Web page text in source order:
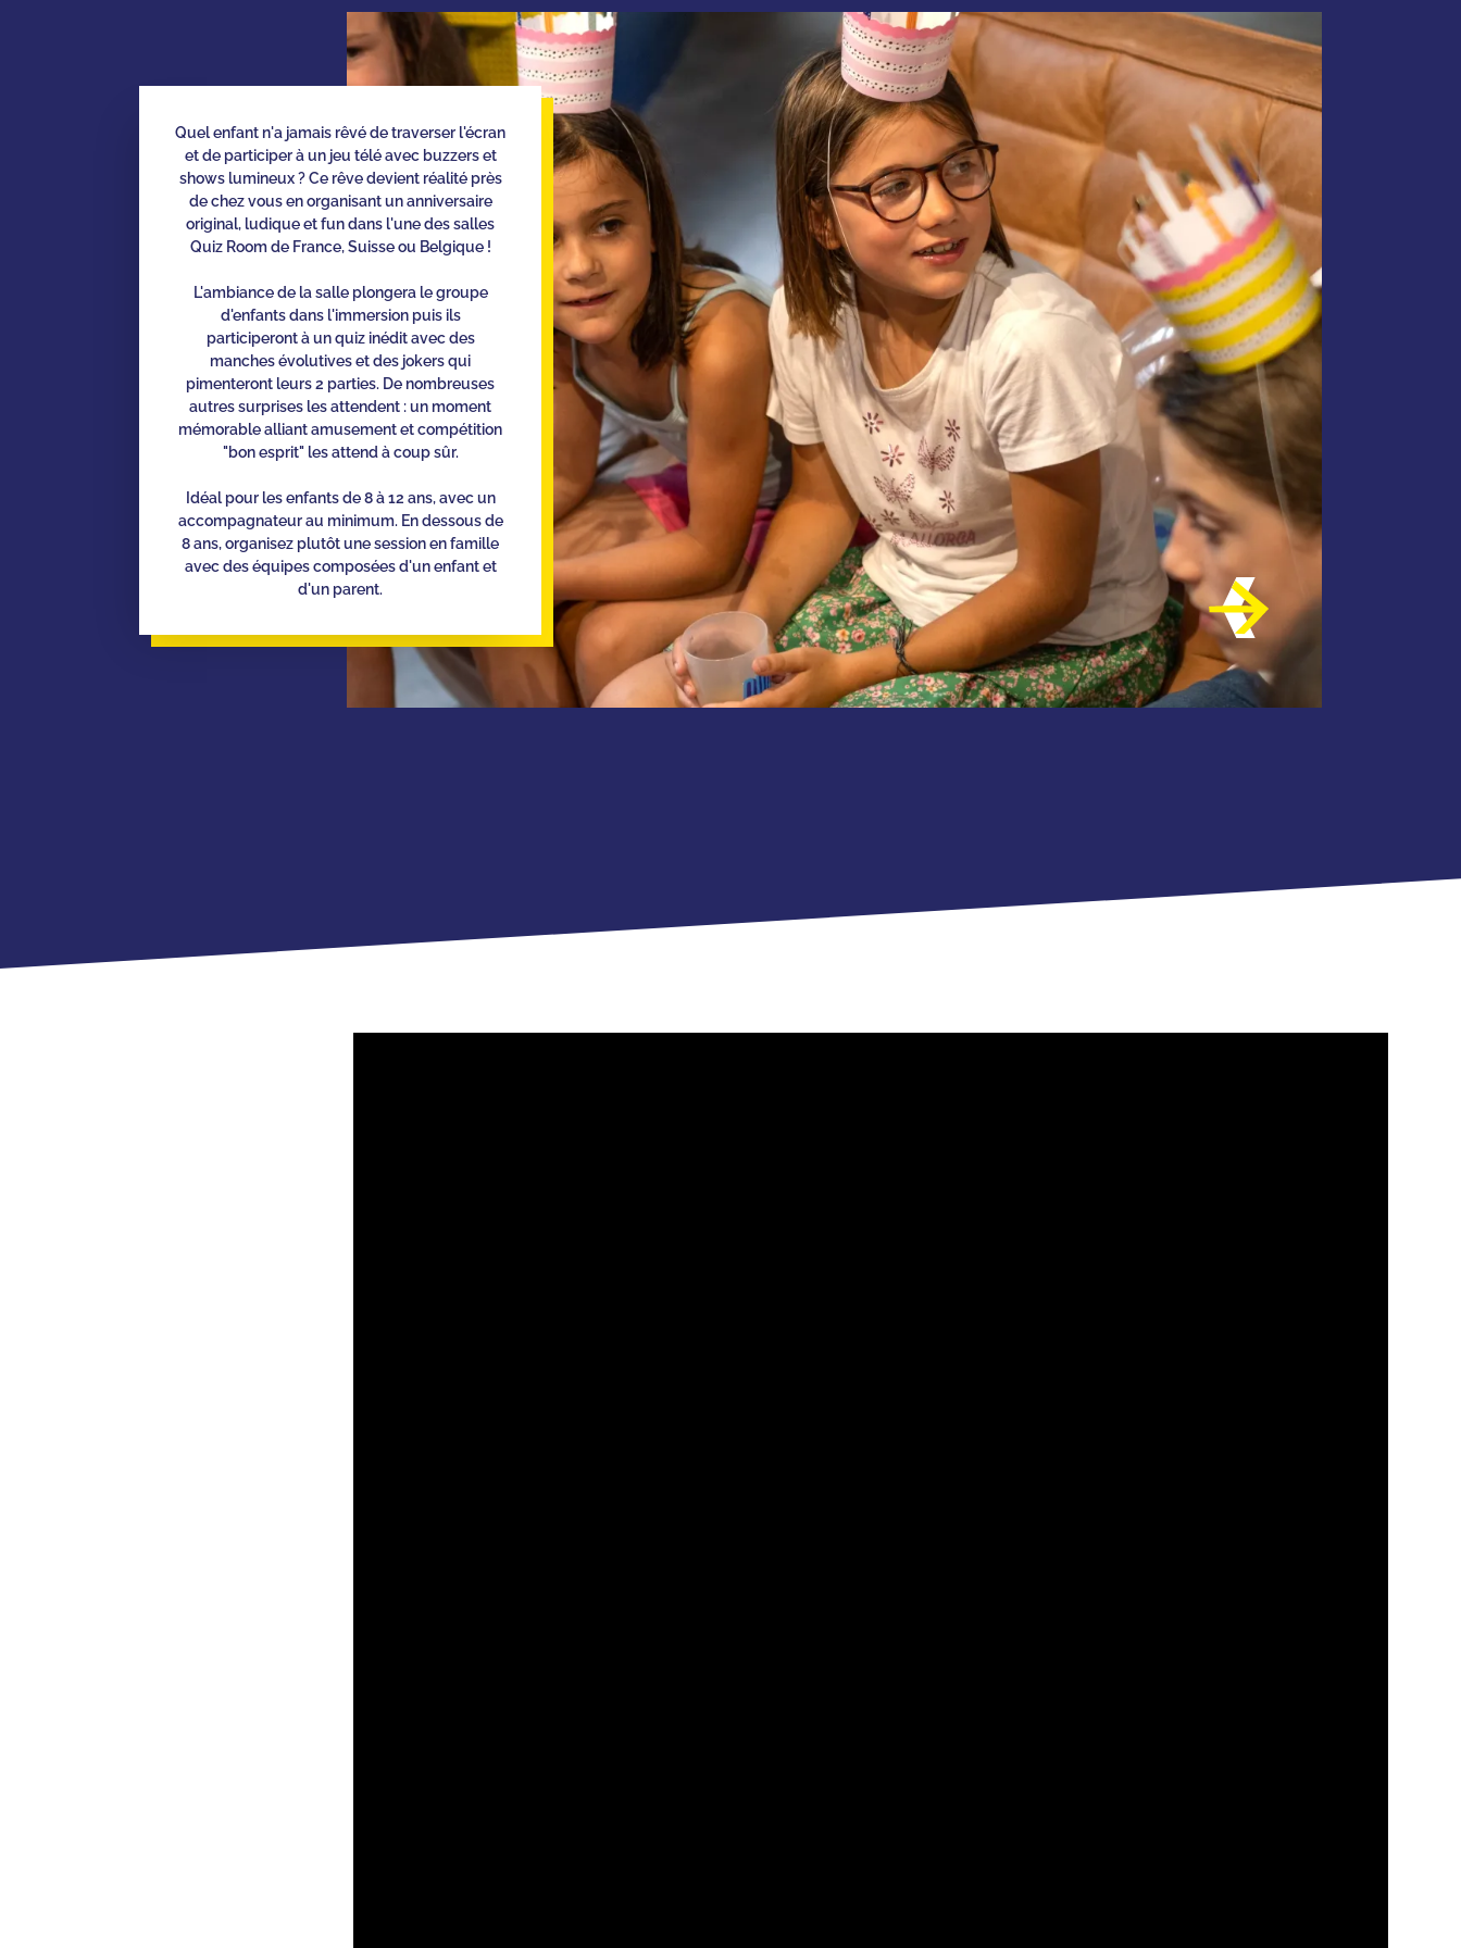
Quel enfant n'a jamais rêvé de traverser l'écran
et de participer à un jeu télé avec buzzers et
shows lumineux ? Ce rêve devient réalité près
de chez vous en organisant un anniversaire
original, ludique et fun dans l'une des salles
Quiz Room de France, Suisse ou Belgique !
L'ambiance de la salle plongera le groupe
d'enfants dans l'immersion puis ils
participeront à un quiz inédit avec des
manches évolutives et des jokers qui
pimenteront leurs 2 parties. De nombreuses
autres surprises les attendent : un moment
mémorable alliant amusement et compétition
"bon esprit" les attend à coup sûr.
Idéal pour les enfants de 8 à 12 ans, avec un
accompagnateur au minimum. En dessous de
8 ans, organisez plutôt une session en famille
avec des équipes composées d'un enfant et
d'un parent.